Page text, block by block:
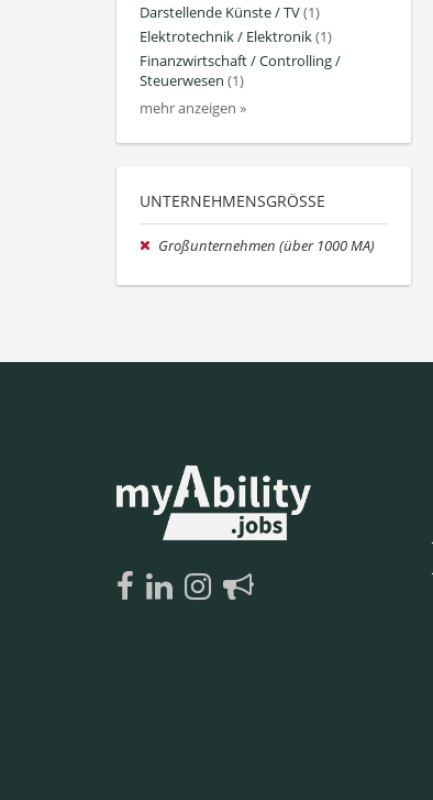
Darstellende Künste / TV(1)
Elektrotechnik / Elektronik(1)
Finanzwirtschaft / Controlling /
Steuerwesen (1)
mehr anzeigen »
UNTERNEHMENSGRÖSSE
Großunternehmen (über 1000 MA)